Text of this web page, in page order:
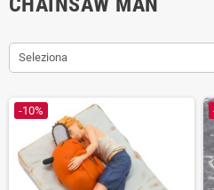
Seleziona
-10%